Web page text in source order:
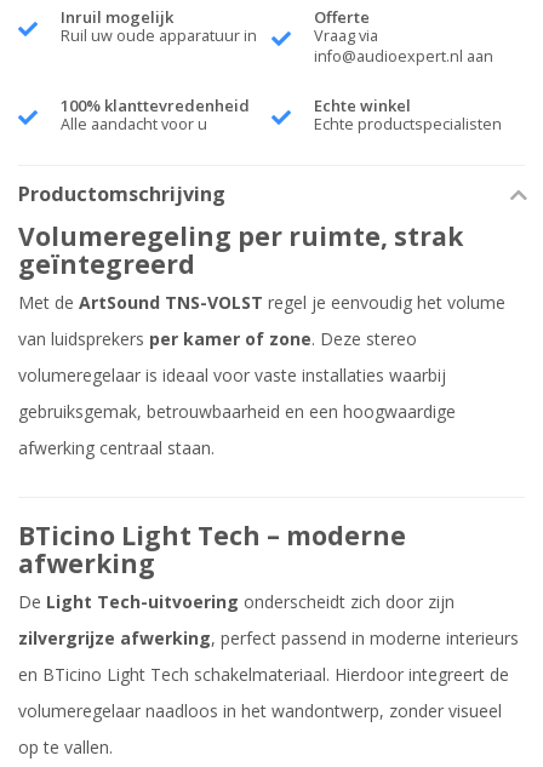
Inruil mogelijk
Ruil uw oude apparatuur in
Offerte
Vraag via
info@audioexpert.nl aan
100% klanttevredenheid
Alle aandacht voor u
Echte winkel
Echte productspecialisten
Productomschrijving
Volumeregeling per ruimte, strak
geïntegreerd
Met de ArtSound TNS-VOLST regel je eenvoudig het volume
van luidsprekers per kamer of zone. Deze stereo
volumeregelaar is ideaal voor vaste installaties waarbij
gebruiksgemak, betrouwbaarheid en een hoogwaardige
afwerking centraal staan.
BTicino Light Tech – moderne
afwerking
De Light Tech-uitvoering onderscheidt zich door zijn
zilvergrijze afwerking, perfect passend in moderne interieurs
en BTicino Light Tech schakelmateriaal. Hierdoor integreert de
volumeregelaar naadloos in het wandontwerp, zonder visueel
op te vallen.